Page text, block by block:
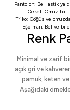
Pantolon: Bel lastik ya
Ceket: Omuz
Triko: Göğüs ve
Eşofman: Bel ve
Renk
Minimal ve zarif
açık gri ve
pamuk, keten ve
Aşağıdaki